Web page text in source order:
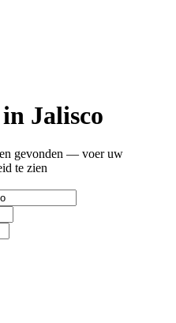
Jalisco
gevonden — voer uw
te zien